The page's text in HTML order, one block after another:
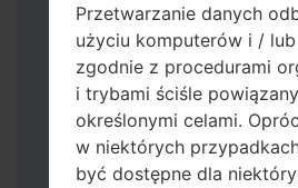
Przetwarzanie danych
użyciu komputerów i /
zgodnie z procedurami
i trybami ściśle
określonymi celami.
w niektórych
być dostępne dla